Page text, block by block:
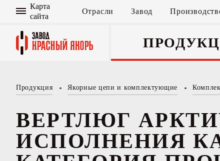
Карта
сайта
Отрасли Завод
Якорные цепи
Продукция Якорные цепи и комплектующие
ВЕРТЛЮГ
ИСПОЛНЕНИЯ